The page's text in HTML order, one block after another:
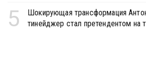
5
Шокирующая трансформация
тинейджер стал претендентом на